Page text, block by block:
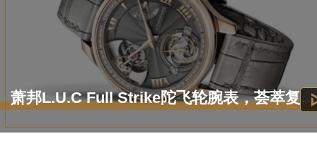
萧邦L.U.C Full Strike陀飞轮腕表，荟萃复杂功能的鸣响报时巅峰巨作